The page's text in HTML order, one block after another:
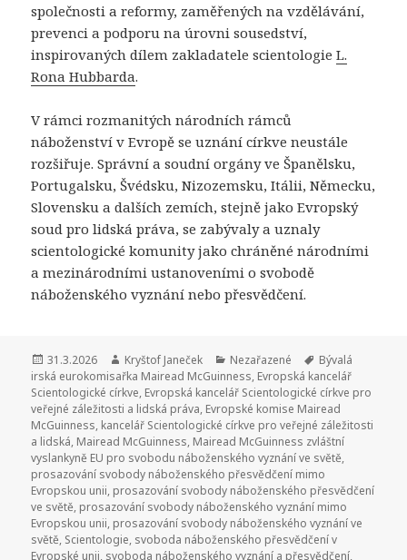
společnosti a reformy, zaměřených na vzdělávání,
prevenci a podporu na úrovni sousedství,
inspirovaných dílem zakladatele scientologieL.
Rona Hubbarda.
V rámci rozmanitých národních rámců
náboženství v Evropě se uznání církve neustále
rozšiřuje. Správní a soudní orgány ve Španělsku,
Portugalsku, Švédsku, Nizozemsku, Itálii, Německu,
Slovensku a dalších zemích, stejně jako Evropský
soud pro lidská práva, se zabývaly a uznaly
scientologické komunity jako chráněné národními
a mezinárodními ustanoveními o svobodě
náboženského vyznání nebo přesvědčení.
Publikováno:
31.3.2026 Autor:
Kryštof Janeček Rubriky:
Nezařazené Štítky:
Bývalá
irská eurokomisařka Mairead McGuinness, Evropská kancelář
Scientologické církve, Evropská kancelář Scientologické církve pro
veřejné záležitosti a lidská práva, Evropské komise Mairead
McGuinness, kancelář Scientologické církve pro veřejné záležitosti
a lidská, Mairead McGuinness, Mairead McGuinness zvláštní
vyslankyně EU pro svobodu náboženského vyznání ve světě,
prosazování svobody náboženského přesvědčení mimo
Evropskou unii, prosazování svobody náboženského přesvědčení
ve světě, prosazování svobody náboženského vyznání mimo
Evropskou unii, prosazování svobody náboženského vyznání ve
světě, Scientologie, svoboda náboženského přesvědčení v
Evropské unii, svoboda náboženského vyznání a přesvědčení,